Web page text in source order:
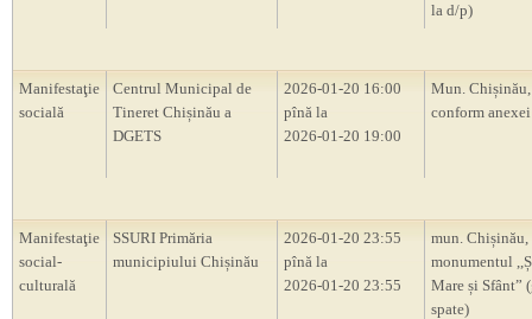
la d/p)
Manifestaţie
socială
Centrul Municipal de
Tineret Chișinău a
DGETS
2026-01-20 16:00
pînă la
2026-01-20 19:00
Mun.
conform anexei
Manifestaţie
social-
culturală
SSURI Primăria
municipiului Chișinău
2026-01-20 23:55
pînă la
2026-01-20 23:55
mun. Chișinău,
monumentul
Mare și Sfânt”
spate)